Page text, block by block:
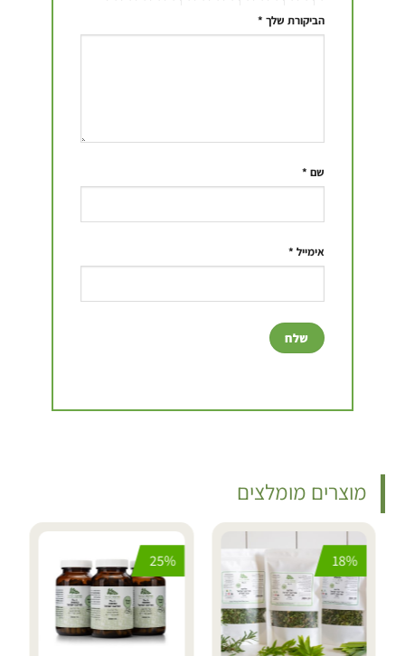
הביקורת שלך *
שם *
אימייל *
מוצרים מומלצים
18%
25%